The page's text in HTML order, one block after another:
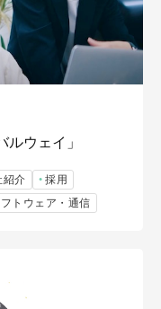
ウェイ」
紹介
採用
トウェア・通信